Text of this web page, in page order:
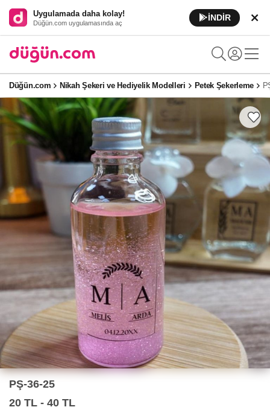
Uygulamada daha kolay!
Düğün.com uygulamasında aç
İNDİR
Düğün.com Nikah Şekeri ve Hediyelik Modelleri Petek Şekerleme
PŞ-36-25
20 TL - 40 TL